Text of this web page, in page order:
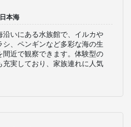
本海
沿いにある水族館で、イルカや
シ、ペンギンなど多彩な海の生
間近で観察できます。体験型の
充実しており、家族連れに人気